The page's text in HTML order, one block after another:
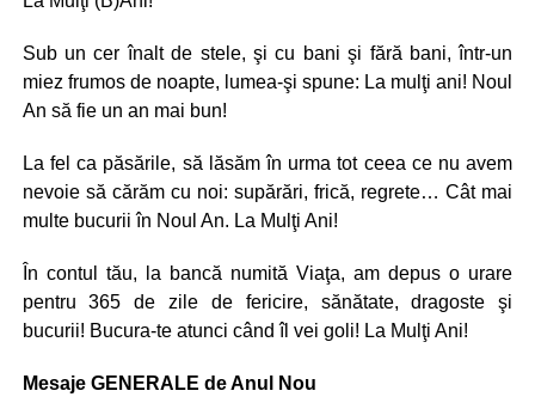
Sub un cer înalt de stele, şi cu bani şi fără bani, într-un
miez frumos de noapte, lumea-şi spune: La mulţi ani! Noul
An să fie un an mai bun!
La fel ca păsările, să lăsăm în urma tot ceea ce nu avem
nevoie să cărăm cu noi: supărări, frică, regrete… Cât mai
multe bucurii în Noul An. La Mulţi Ani!
În contul tău, la bancă numită Viaţa, am depus o urare
pentru 365 de zile de fericire, sănătate, dragoste şi
bucurii! Bucura-te atunci când îl vei goli! La Mulţi Ani!
Mesaje GENERALE de Anul Nou